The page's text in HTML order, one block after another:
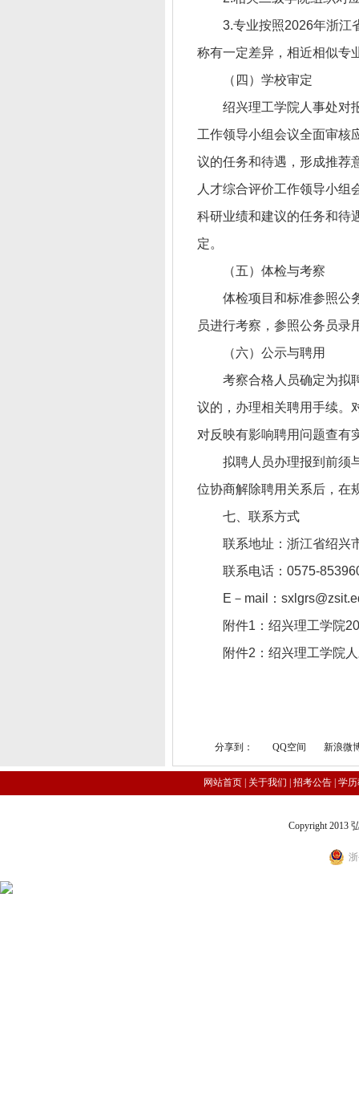
3.专业按照2026年浙江
称有一定差异，相近相似专
（四）学校审定
绍兴理工学院人事处对
工作领导小组会议全面审核
议的任务和待遇，形成推荐
人才综合评价工作领导小
科研业绩和建议的任务和待
定。
（五）体检与考察
体检项目和标准参照公
员进行考察，参照公务员录
（六）公示与聘用
考察合格人员确定为拟
议的，办理相关聘用手续。
对反映有影响聘用问题查有
拟聘人员办理报到前须
位协商解除聘用关系后，在
七、联系方式
联系地址：浙江省绍兴
联系电话：0575-
E－mail：
附件1：绍兴理工学院
附件2：绍兴理工学院
分享到： QQ空间 新浪微
网站首页| 关于我们 招考公告| 学
Copyright 2013